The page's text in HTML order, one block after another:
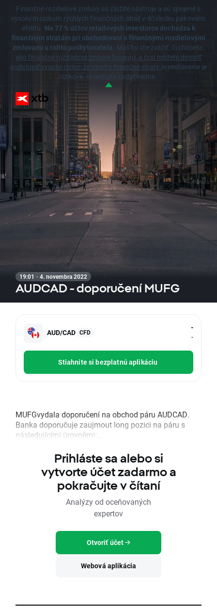
Finančné rozdielové zmluvy sú zložité nástroje a sú spojené s
vysokým rizikom rýchlych finančných strát v dôsledku pákového
efektu. Na 77 % účtov retailových investorov dochádza k
finančným stratám pri obchodovaní s finančnými rozdielovými
zmluvami u tohto poskytovateľa. Mali by ste zvážiť, či chápete,
ako finančné rozdielové zmluvy fungujú, a či si môžete dovoliť
podstúpiť vysoké riziko, že utrpíte finančné straty.Investovanie je
rizikové. Investujte zodpovedne.
19:01 · 4. novembra 2022
AUDCAD - doporučení MUFG
AUD/CAD CFD
-
-
Stiahnite si bezplatnú aplikáciu
MUFGvydala doporučení na obchod páru AUDCAD.
Banka doporučuje zaujmout long pozici na páru s
následujícími úrovněmi:...
Prihláste sa alebo si
vytvorte účet zadarmo a
pokračujte v čítaní
Analýzy od oceňovaných
expertov
Otvoriť účet
Webová aplikácia